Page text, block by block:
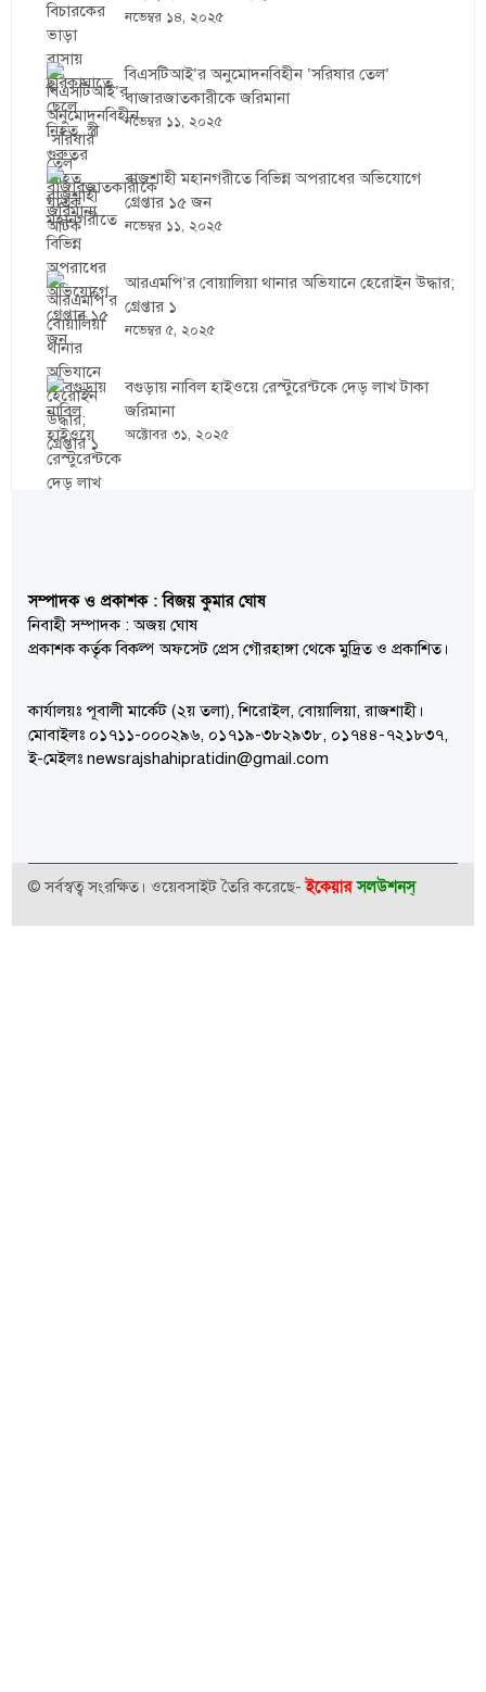
নভেম্বর ১৪, ২০২৫
বিএসটিআই’র অনুমোদনবিহীন ‘সরিষার তেল’
বাজারজাতকারীকে জরিমানা
নভেম্বর ১১, ২০২৫
রাজশাহী মহানগরীতে বিভিন্ন অপরাধের অভিযোগে
গ্রেপ্তার ১৫ জন
নভেম্বর ১১, ২০২৫
আরএমপি’র বোয়ালিয়া থানার অভিযানে হেরোইন উদ্ধার;
গ্রেপ্তার ১
নভেম্বর ৫, ২০২৫
বগুড়ায় নাবিল হাইওয়ে রেস্টুরেন্টকে দেড় লাখ টাকা
জরিমানা
অক্টোবর ৩১, ২০২৫
সম্পাদক ও প্রকাশক : বিজয় কুমার ঘোষ
নিবাহী সম্পাদক : অজয় ঘোষ
প্রকাশক কর্তৃক বিকল্প অফসেট প্রেস গৌরহাঙ্গা থেকে মুদ্রিত ও প্রকাশিত।
কার্যালয়ঃ পূবালী মার্কেট (২য় তলা), শিরোইল, বোয়ালিয়া, রাজশাহী।
মোবাইলঃ ০১৭১১-০০০২৯৬, ০১৭১৯-৩৮২৯৩৮, ০১৭৪৪-৭২১৮৩৭,
ই-মেইলঃ newsrajshahipratidin@gmail.com
© সর্বস্বত্ব সংরক্ষিত। ওয়েবসাইট তৈরি করেছে-ইকেয়ার সলউশনস্